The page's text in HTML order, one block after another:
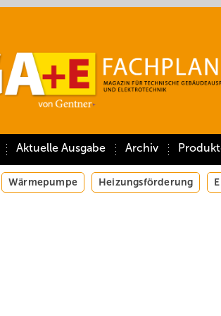
Aktuelle Ausgabe Archiv
Wärmepumpe Heizungsförderung